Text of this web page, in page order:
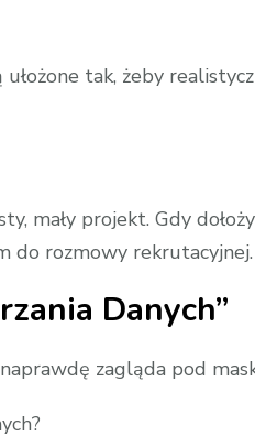
tak, żeby
mały projekt. Gdy
do rozmowy rekrutacyjnej.
Danych”
zagląda pod